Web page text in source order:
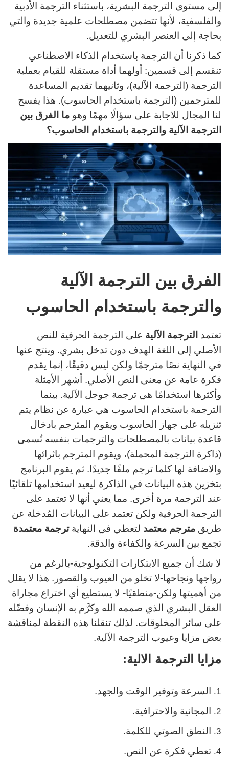
إلى مستوى الترجمة البشرية، باستثناء الترجمة الأدبية
والفلسفية، لأنها تتضمن مصطلحات علمية جديدة والتي
بحاجة إلى العنصر البشري للتعديل.
كما ذكرنا أن الترجمة باستخدام الذكاء الاصطناعي
تنقسم إلى قسمين: أولهما أداة مستقلة للقيام بعملية
الترجمة (الترجمة الآلية)، وثانيهما تقديم المساعدة
للمترجمين (الترجمة باستخدام الحاسوب). هذا يفسح
لنا المجال للاجابة على سؤالًا مهمًا وهو ما الفرق بين
الترجمة الآلية والترجمة باستخدام الحاسوب؟
الفرق بين الترجمة الآلية
والترجمة باستخدام الحاسوب
تعتمد الترجمة الآلية على الترجمة الحرفية للنص
الأصلي إلى اللغة الهدف دون تدخل بشري. وينتج عنها
في النهاية نصًا مترجمًا ولكن ليس دقيقًا، إنما يقدم
فكرة عامة عن معنى النص الأصلي. أشهر الأمثلة
وأكثرها استخدامًا هي ترجمة جوجل الآلية. بينما
الترجمة باستخدام الحاسوب هي عبارة عن نظام يتم
تنزيله على جهاز الحاسوب ويقوم المترجم بادخال
قاعدة بيانات بالمصطلحات والترجمات بنفسه تُسمى
(ذاكرة الترجمة المحملة)، ويقوم المترجم باثرائها
والاضافة لها كلما ترجم ملفًا جديدًا. ثم يقوم البرنامج
بتخزين هذه البيانات في الذاكرة ليعيد استخدامها تلقائيًا
عند الترجمة مرة أخرى. مما يعني أنها لا تعتمد على
الترجمة الحرفية ولكن تعتمد على البيانات المُدخلة عن
طريق مترجم معتمد لتعطي في النهايةترجمة معتمدة
تجمع بين السرعة والكفاءة والدقة.
لا شك أن جميع الابتكارات التكنولوجية-بالرغم من
رواجها ونجاحها-لا تخلو من العيوب والقصور. هذا لا يقلل
من أهميتها ولكن-منطقيًا- لا يستطيع أي اختراع مجاراة
العقل البشري الذي صممه الله وكرَّم به الإنسان وفضّله
على سائر المخلوقات. لذلك تنقلنا هذه النقطة لمناقشة
بعض مزايا وعيوب الترجمة الآلية.
مزايا الترجمة الالية:
السرعة وتوفير الوقت والجهد.
المجانية والاحترافية.
النطق الصوتي للكلمة.
تعطي فكرة عن النص.